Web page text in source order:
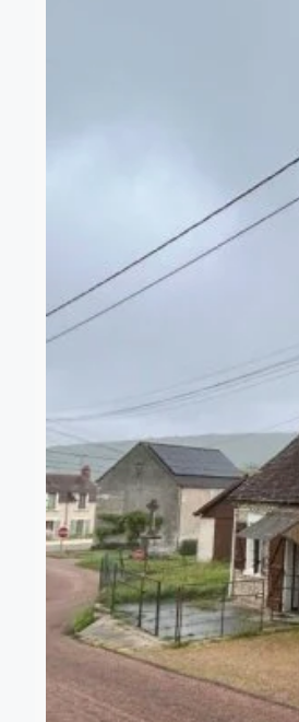
MAISON EN
Nevers
Maison ancienne de 5
organisé autour d'un rez-de-
L'état intérieur est bon, avec